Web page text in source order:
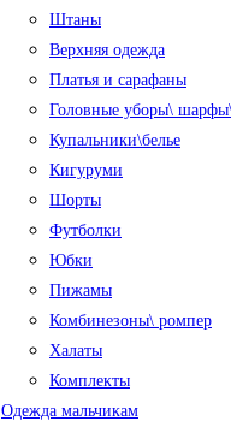
Штаны
Верхняя одежда
Платья и сарафаны
Головные уборы\
Купальники\белье
Кигуруми
Шорты
Футболки
Юбки
Пижамы
Комбинезоны\ ромпер
Халаты
Комплекты
Одежда мальчикам